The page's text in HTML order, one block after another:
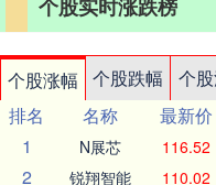
个股实时涨跌榜
个股涨幅 个股跌幅 个
排名
名称 最新价
1
N展芯 116.52
2 锐翔智能 110.02